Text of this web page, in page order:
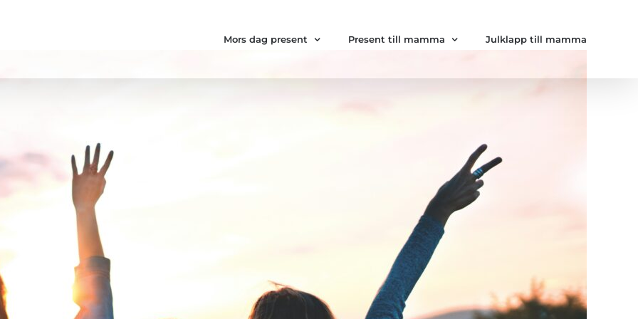
Mors dag present Present till mamma Julklapp till mamma